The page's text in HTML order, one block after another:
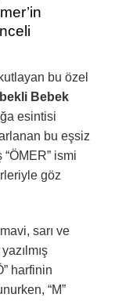
bu özel
Bebek
esintisi
bu eşsiz
ismi
göz
sarı ve
harfinin
“M”